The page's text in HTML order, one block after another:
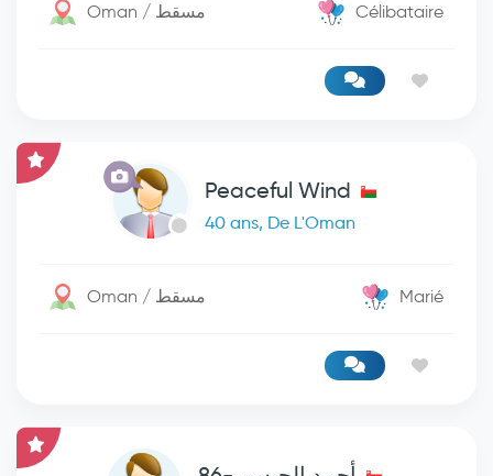
Oman / مسقط Célibataire
Peaceful Wind
40 ans, De L'Oman
Oman / مسقط Marié